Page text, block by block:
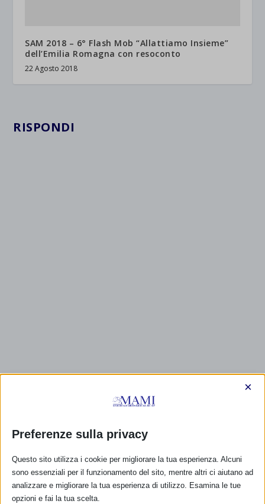
SAM 2018 – 6° Flash Mob “Allattiamo Insieme”
dell’Emilia Romagna con resoconto
22 Agosto 2018
RISPONDI
CALENDARIO EVENTI
Non ci sono eventi
TUTTI GLI EVENTI
Preferenze sulla privacy
×
Questo sito utilizza i cookie per migliorare la tua esperienza. Alcuni
sono essenziali per il funzionamento del sito, mentre altri ci aiutano ad
analizzare e migliorare la tua esperienza di utilizzo. Esamina le tue
opzioni e fai la tua scelta.